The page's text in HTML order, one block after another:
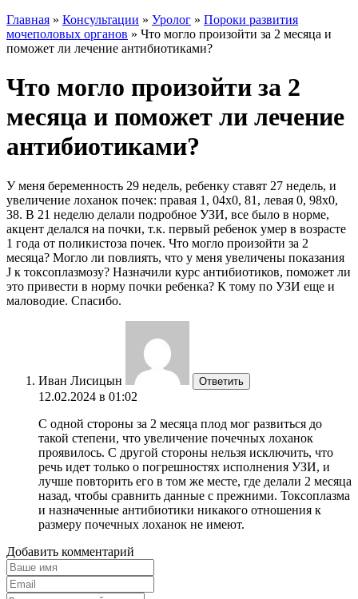
Главная » Консультации » Уролог » Пороки развития
мочеполовых органов » Что могло произойти за 2 месяца и
поможет ли лечение антибиотиками?
Что могло произойти за 2
месяца и поможет ли лечение
антибиотиками?
У меня беременность 29 недель, ребенку ставят 27 недель, и
увеличение лоханок почек: правая 1, 04х0, 81, левая 0, 98х0,
38. В 21 неделю делали подробное УЗИ, все было в норме,
акцент делался на почки, т.к. первый ребенок умер в возрасте
1 года от поликистоза почек. Что могло произойти за 2
месяца? Могло ли повлиять, что у меня увеличены показания
J к токсоплазмозу? Назначили курс антибиотиков, поможет ли
это привести в норму почки ребенка? К тому по УЗИ еще и
маловодие. Спасибо.
Иван Лисицын Ответить
12.02.2024 в 01:02
С одной стороны за 2 месяца плод мог развиться до
такой степени, что увеличение почечных лоханок
проявилось. С другой стороны нельзя исключить, что
речь идет только о погрешностях исполнения УЗИ, и
лучше повторить его в том же месте, где делали 2 месяца
назад, чтобы сравнить данные с прежними. Токсоплазма
и назначенные антибиотики никакого отношения к
размеру почечных лоханок не имеют.
Добавить комментарий